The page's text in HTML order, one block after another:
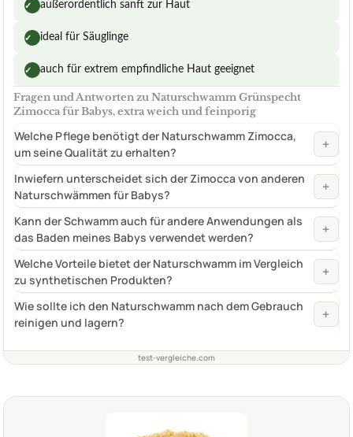
✓ außerordentlich sanft zur Haut
✓ ideal für Säuglinge
✓ auch für extrem empfindliche Haut geeignet
Fragen und Antworten zu Naturschwamm Grünspecht
Zimocca für Babys, extra weich und feinporig
Welche Pflege benötigt der Naturschwamm Zimocca,
um seine Qualität zu erhalten?
+
Inwiefern unterscheidet sich der Zimocca von anderen
Naturschwämmen für Babys?
+
Kann der Schwamm auch für andere Anwendungen als
das Baden meines Babys verwendet werden?
+
Welche Vorteile bietet der Naturschwamm im Vergleich
zu synthetischen Produkten?
+
Wie sollte ich den Naturschwamm nach dem Gebrauch
reinigen und lagern?
+
test-vergleiche.com